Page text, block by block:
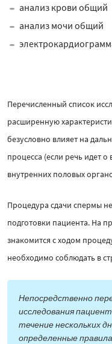
анализ крови общий
анализ мочи общий
Перечисленный список
расширенную
безусловно влияет на
процесса (если речь идет
внутренних половых
Процедура сдачи спермы
подготовки пациента. На
знакомится с ходом
необходимо соблюдать в
Непосредственно
исследования
течение нескольких
определенные